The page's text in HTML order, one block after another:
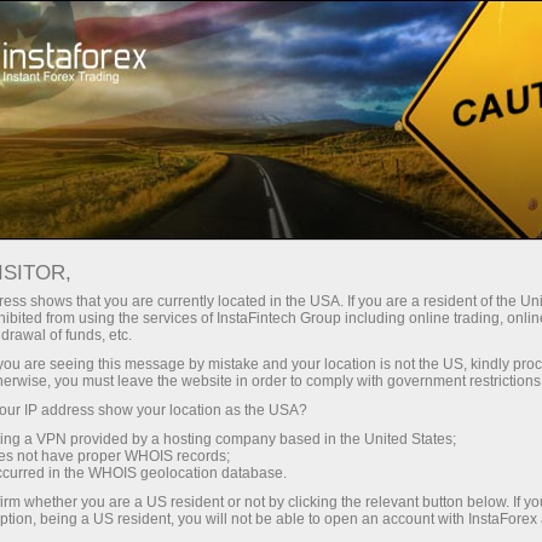
तुरंत खाता खोलना ट्रेडिंग प्लेटफॉर्म
के लिए निवेशकों के लिए भागीदारों के लिए अभियान
INFLATION SURGES AS
price inflation accelerated sharply in April 2026, with the
on-year, according to data updated on 13 May 2026.
when annual inflation stood at 4.2%.
on a year-over-year basis, comparing each month to
shows that inflationary pressures have intensified
shows that you are currently located in the USA. If you are a resident of the
from using the services of InstaFintech Group including online trading,
of funds, etc.
are seeing this message by mistake and your location is not the US, kindly
you must leave the website in order to comply with government
IP address show your location as the USA?
a VPN provided by a hosting company based in the United States;
not have proper WHOIS records;
in the WHOIS geolocation database.
whether you are a US resident or not by clicking the relevant button below. If
being a US resident, you will not be able to open an account with InstaForex